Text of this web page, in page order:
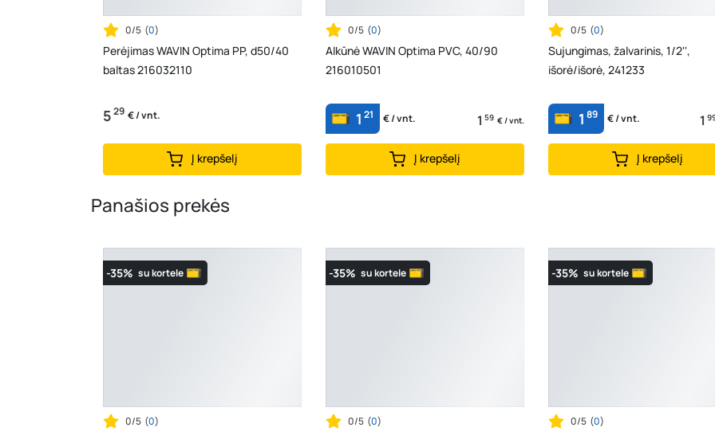
0/5 (0)
Perėjimas WAVIN Optima PP, d50/40
baltas 216032110
529 € / vnt.
Į krepšelį
0/5 (0)
Alkūnė WAVIN Optima PVC, 40/90
216010501
1 21 € / vnt. 1 59 € / vnt.
Į krepšelį
0/5 (0)
Sujungimas, žalvarinis, 1/2'',
išorė/išorė, 241233
1 89 € / vnt. 1
Į krepšelį
Panašios prekės
-35% su kortele
0/5 (0)
-35% su kortele
0/5 (0)
-35% su kortele
0/5 (0)